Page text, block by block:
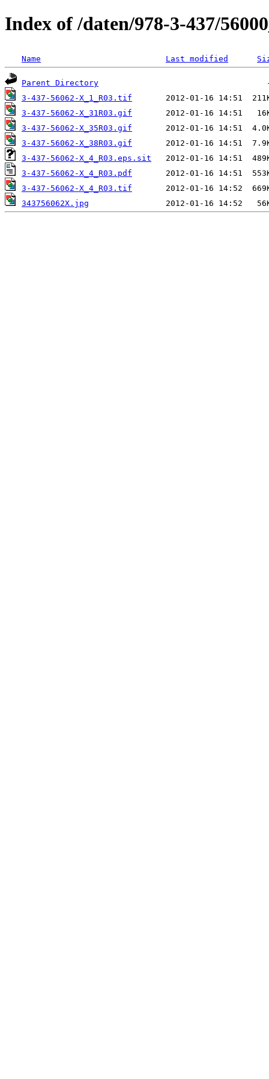
Index of /daten/978-3-437/
Name Last modified
Parent Directory
3-437-56062-X_1_R03.tif
3-437-56062-X_31R03.gif
3-437-56062-X_35R03.gif
3-437-56062-X_38R03.gif
3-437-56062-X_4_R03.eps.sit
3-437-56062-X_4_R03.pdf
3-437-56062-X_4_R03.tif
343756062X.jpg